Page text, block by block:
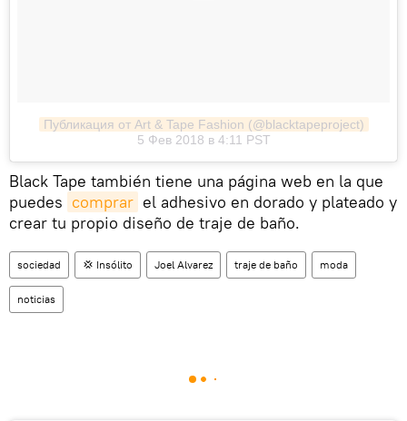
Публикация от Art & Tape Fashion (@blacktapeproject)
5 Фев 2018 в 4:11 PST
Black Tape también tiene una página web en la que
puedes comprar el adhesivo en dorado y plateado y
crear tu propio diseño de traje de baño.
sociedad 💢 Insólito Joel Alvarez traje de baño moda
noticias